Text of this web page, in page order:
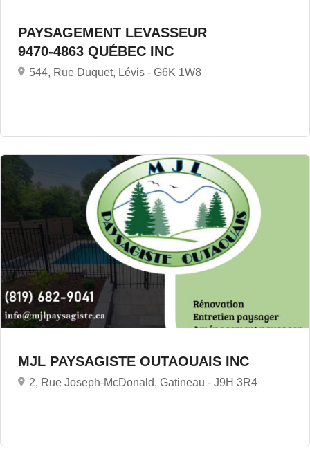
PAYSAGEMENT LEVASSEUR
9470-4863 QUÉBEC INC
544, Rue Duquet, Lévis - G6K 1W8
MJL PAYSAGISTE OUTAOUAIS INC
2, Rue Joseph-McDonald, Gatineau - J9H 3R4